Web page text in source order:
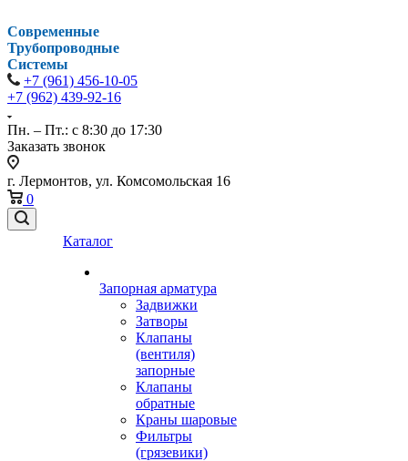
Современные
Трубопроводные
Системы
+7 (961) 456-10-05
+7 (962) 439-92-16
Пн. – Пт.: с 8:30 до 17:30
Заказать звонок
г. Лермонтов, ул. Комсомольская 16
0
Каталог
Запорная арматура
Задвижки
Затворы
Клапаны
(вентиля)
запорные
Клапаны
обратные
Краны шаровые
Фильтры
(грязевики)